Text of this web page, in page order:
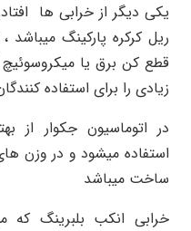
یکی دیگر از خرابی ها
ریل کرکره پارکینگ
قطع کن برق یا میکروسوئیچ
زیادی را برای استفاده
در اتوماسیون جکوار از
استفاده میشود و در وزن
ساخت میباشد
خرابی انکب بلبرینگ که